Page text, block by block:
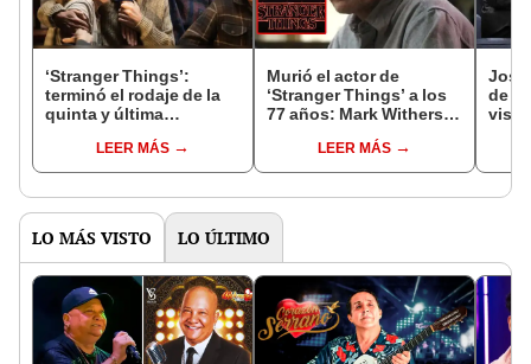
‘Stranger Things’:
terminó el rodaje de la
quinta y última
LEER MÁS
Murió el actor de
‘Stranger Things’ a los
77 años: Mark Withers
de páncreas
LEER MÁS
de
LO MÁS VISTO LO ÚLTIMO